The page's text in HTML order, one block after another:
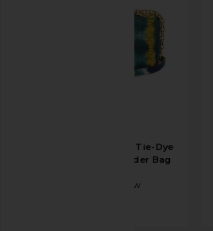
FWRD Renew Dior Tie-Dye
Denim Caro Shoulder Bag
FWRD Renew